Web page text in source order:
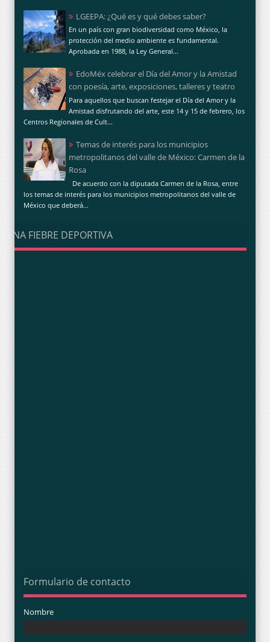
LGEEPA: ¿Qué es y qué debes saber?
En un país con gran biodiversidad como México, la
protección del medio ambiente es fundamental.
Aprobada en 1988, la Ley General...
EdoMéx celebrar el Día del Amor y la Amistad
con poesía, arte, exposiciones, talleres y teatro
Para aquellos que buscan festejar el Día del Amor y la
Amistad disfrutando del arte, este 14 y 15 de febrero, los
Centros Regionales de Cult...
Temas de interés para los municipios
metropolitanos del valle de México: Carmen de la
Rosa
De acuerdo con la diputada Carmen de la Rosa, entre
los temas de interés para los municipios metropolitanos del valle de
México que deberá...
UNA FIEBRE DEPORTIVA
Formulario de contacto
Nombre